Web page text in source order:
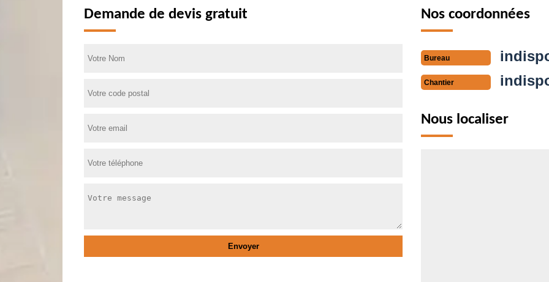
Demande de devis gratuit Nos coordonnées
Bureau
Chantier
Nous localiser